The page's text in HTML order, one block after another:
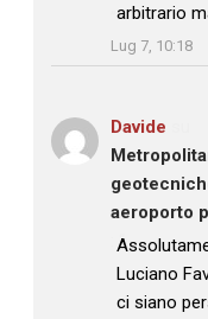
arbitrario
Lug 7, 10:18
Davide
aeroporto
: “
Luciano
ci siano